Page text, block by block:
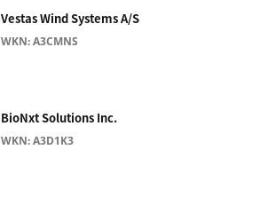
Vestas Wind Systems A/S
WKN: A3CMNS
BioNxt Solutions Inc.
WKN: A3D1K3